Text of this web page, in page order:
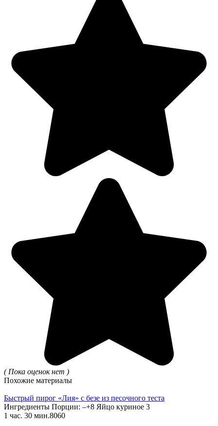
( Пока оценок нет )
Похожие материалы
Быстрый пирог «Лия» с безе из песочного теста
Ингредиенты Порции: –+8 Яйцо куриное 3
1 час. 30 мин.8060